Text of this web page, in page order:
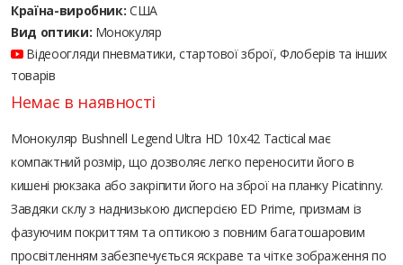
Країна-виробник: США
Вид оптики: Монокуляр
Відеоогляди пневматики, стартової зброї, Флоберів та інших
товарів
Немає в наявності
Монокуляр Bushnell Legend Ultra HD 10x42 Tactical має
компактний розмір, що дозволяє легко переносити його в
кишені рюкзака або закріпити його на зброї на планку Picatinny.
Завдяки склу з наднизькою дисперсією ED Prime, призмам із
фазуючим покриттям та оптикою з повним багатошаровим
просвітленням забезпечується яскраве та чітке зображення по